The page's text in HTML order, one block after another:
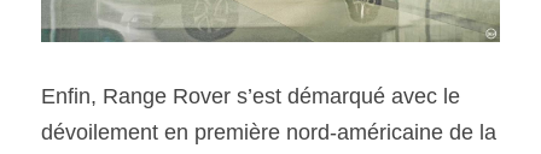
Enfin, Range Rover s’est démarqué avec le
dévoilement en première nord-américaine de la